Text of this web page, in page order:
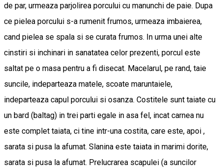
de par, urmeaza parjolirea porcului cu manunchi de paie. Dupa
ce pielea porcului s-a rumenit frumos, urmeaza imbaierea,
cand pielea se spala si se curata frumos. In urma unei alte
cinstiri si inchinari in sanatatea celor prezenti, porcul este
saltat pe o masa pentru a fi disecat. Macelarul, pe rand, taie
suncile, indeparteaza matele, scoate maruntaiele,
indeparteaza capul porcului si osanza. Costitele sunt taiate cu
un bard (baltag) in trei parti egale in asa fel, incat carnea nu
este complet taiata, ci tine intr-una costita, care este, apoi ,
sarata si pusa la afumat. Slanina este taiata in marimi dorite,
sarata si pusa la afumat. Prelucrarea scapulei (a suncilor